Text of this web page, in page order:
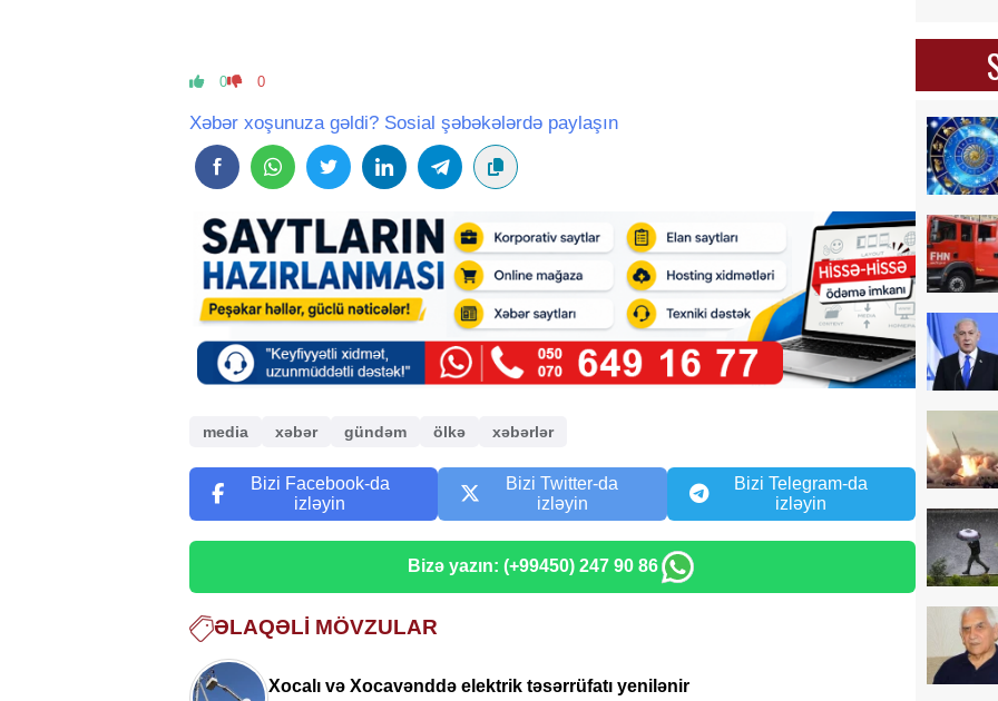
0 0
Xəbər xoşunuza gəldi? Sosial şəbəkələrdə paylaşın
media xəbər gündəm ölkə xəbərlər
Bizi Facebook-da
izləyin
Bizi Twitter-da
izləyin
Bizi Telegram-da
izləyin
Bizə yazın: (+99450) 247 90 86
ƏLAQƏLI MÖVZULAR
Xocalı və Xocavənddə elektrik təsərrüfatı yenilənir